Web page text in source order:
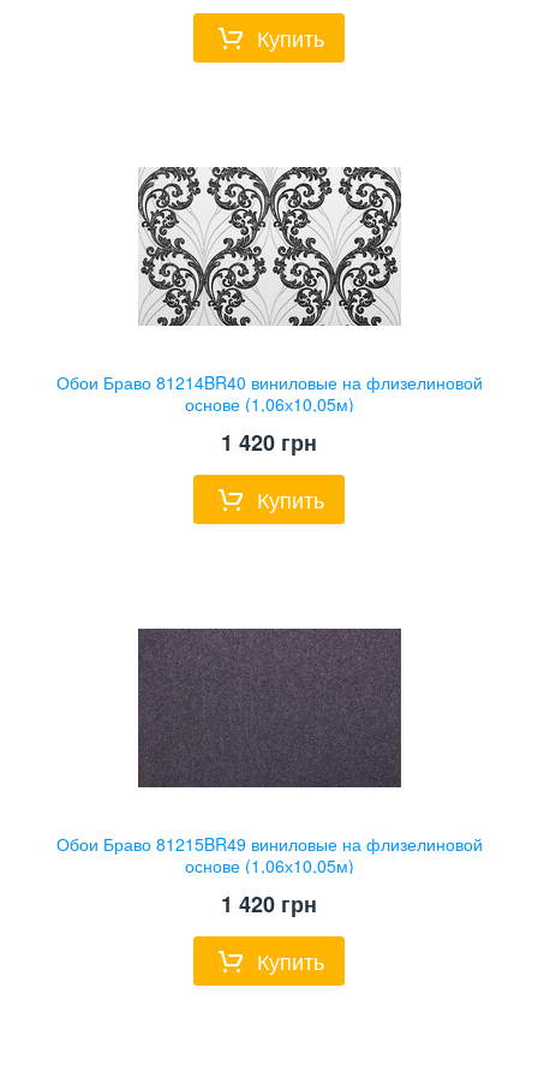
Купить
Обои Браво 81214BR40 виниловые на флизелиновой
основе (1,06х10,05м)
1 420 грн
Купить
Обои Браво 81215BR49 виниловые на флизелиновой
основе (1,06х10,05м)
1 420 грн
Купить